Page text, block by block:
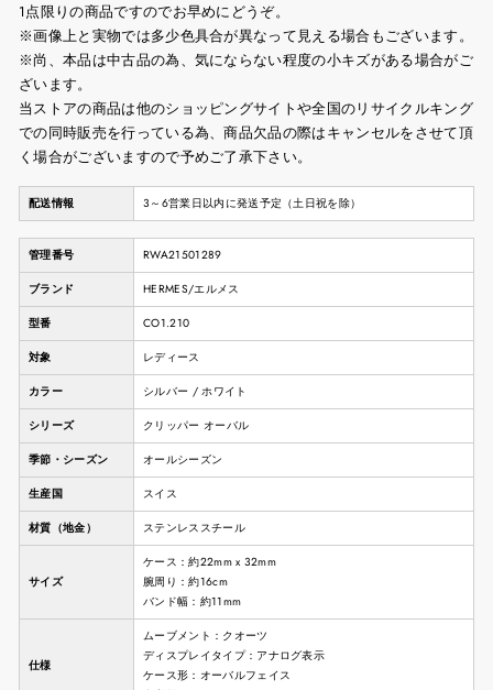
1点限りの商品ですのでお早めにどうぞ。
※画像上と実物では多少色具合が異なって見える場合もございます。
※尚、本品は中古品の為、気にならない程度の小キズがある場合がご
ざいます。
当ストアの商品は他のショッピングサイトや全国のリサイクルキング
での同時販売を行っている為、商品欠品の際はキャンセルをさせて頂
く場合がございますので予めご了承下さい。
配送情報 3～6営業日以内に発送予定（土日祝を除）
管理番号 RWA21501289
ブランド HERMES/エルメス
型番 CO1.210
対象 レディース
カラー シルバー / ホワイト
シリーズ クリッパー オーバル
季節・シーズン オールシーズン
生産国 スイス
材質（地金） ステンレススチール
サイズ
ケース：約22mm x 32mm
腕周り：約16cm
バンド幅：約11mm
仕様
ムーブメント：クオーツ
ディスプレイタイプ：アナログ表示
ケース形：オーバルフェイス